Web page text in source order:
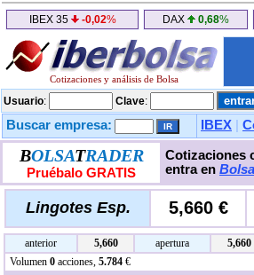
IBEX 35 -0,02% DAX 0,68%
Cotizaciones y análisis de Bolsa
Usuario: Clave:
Buscar empresa: IBEX
BOLSATRADER
Pruébalo GRATIS
Cotizaciones
entra en
Lingotes Esp. 5,660 €
anterior 5,660 apertura 5,660
Volumen 0 acciones, 5.784 €